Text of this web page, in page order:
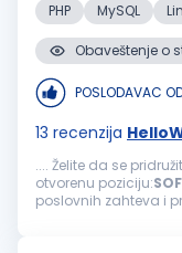
PHP MySQL
Obaveštenje o
POSLODAVAC
13 recenzija
.... Želite da se
otvorenu poziciju:
poslovnih zahteva i